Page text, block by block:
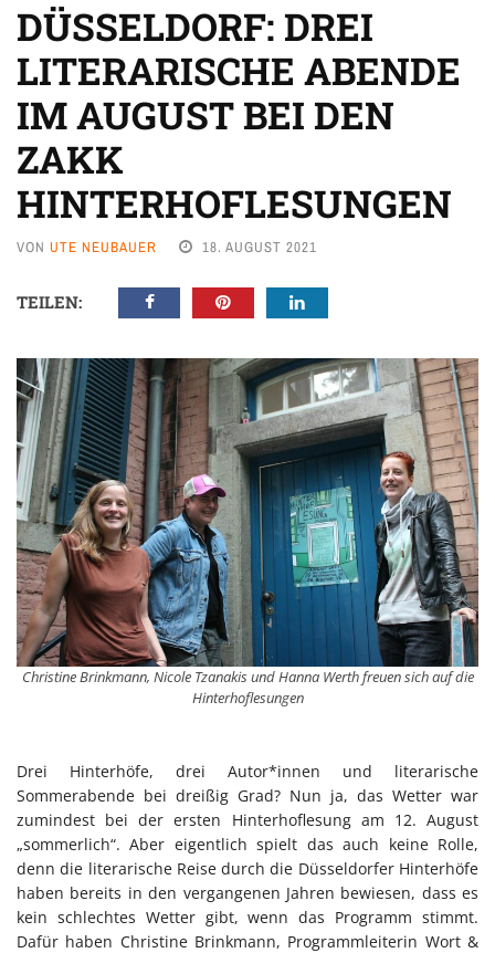
DÜSSELDORF: DREI
LITERARISCHE ABENDE
IM AUGUST BEI DEN
ZAKK
HINTERHOFLESUNGEN
VON UTE NEUBAUER 18. AUGUST 2021
TEILEN:
Christine Brinkmann, Nicole Tzanakis und Hanna Werth freuen sich auf die
Hinterhoflesungen
Drei Hinterhöfe, drei Autor*innen und literarische
Sommerabende bei dreißig Grad? Nun ja, das Wetter war
zumindest bei der ersten Hinterhoflesung am 12. August
„sommerlich“. Aber eigentlich spielt das auch keine Rolle,
denn die literarische Reise durch die Düsseldorfer Hinterhöfe
haben bereits in den vergangenen Jahren bewiesen, dass es
kein schlechtes Wetter gibt, wenn das Programm stimmt.
Dafür haben Christine Brinkmann, Programmleiterin Wort &